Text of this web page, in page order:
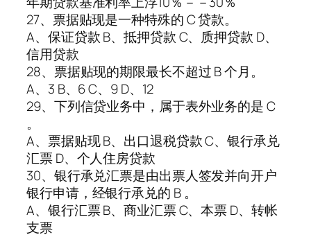
27、票据贴现是一种特殊的 C 贷款。
A、保证贷款 B、抵押贷款 C、质押贷款 D、
信用贷款
28、票据贴现的期限最长不超过 B 个月。
A、3 B、6 C、9 D、12
29、下列信贷业务中，属于表外业务的是 C
。
A、票据贴现 B、出口退税贷款 C、银行承兑
汇票 D、个人住房贷款
30、银行承兑汇票是由出票人签发并向开户
银行申请，经银行承兑的 B 。
A、银行汇票 B、商业汇票 C、本票 D、转帐
支票